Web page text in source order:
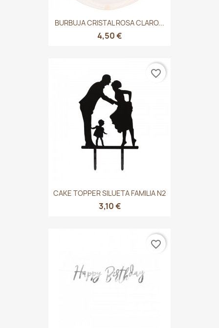
BURBUJA CRISTAL ROSA CLARO...
4,50 €
CAKE TOPPER SILUETA FAMILIA N2
3,10 €
favorite_border
favorite_border